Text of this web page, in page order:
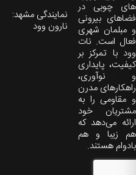
های چوبی در
فضاهای بیرونی
و مبلمان شهری
فعال است. نات
وود با تمرکز بر
کیفیت، پایداری
و نوآوری،
راهکارهای مدرن
و مقاومی را به
مشتریان خود
ارائه می‌دهد که
هم زیبا و هم
بادوام هستند.
نمایندگی مشهد:
نارون وود